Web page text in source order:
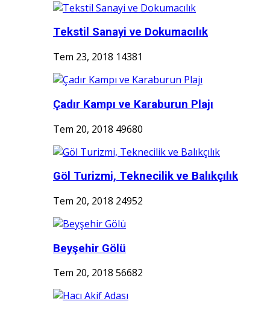
Tekstil Sanayi ve Dokumacılık
Tem 23, 2018 14381
Çadır Kampı ve Karaburun Plajı
Tem 20, 2018 49680
Göl Turizmi, Teknecilik ve Balıkçılık
Tem 20, 2018 24952
Beyşehir Gölü
Tem 20, 2018 56682